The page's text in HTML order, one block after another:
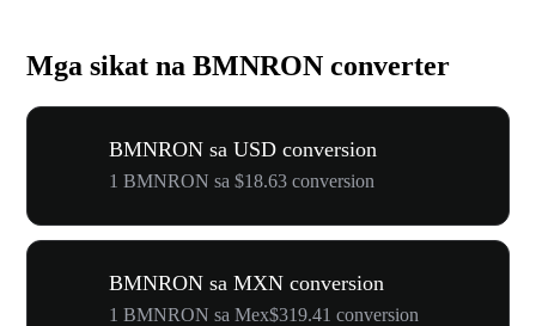
Mga sikat na BMNRON converter
BMNRON sa USD conversion
1 BMNRON sa $18.63 conversion
BMNRON sa MXN conversion
1 BMNRON sa Mex$319.41 conversion